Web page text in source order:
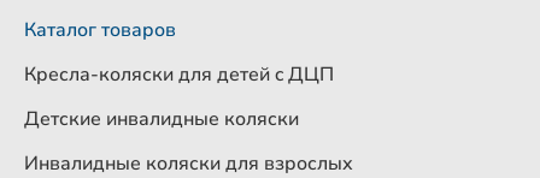
Каталог товаров
Кресла-коляски для детей c ДЦП
Детские инвалидные коляски
Инвалидные коляски для взрослых